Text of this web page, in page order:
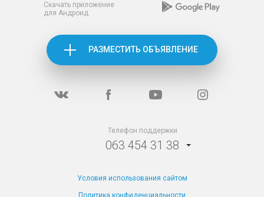
Скачать приложение
для Андроид
РАЗМЕСТИТЬ ОБЪЯВЛЕНИЕ
Телефон поддержки
063 454 31 38
Условия использования сайтом
Политика конфиденциальности